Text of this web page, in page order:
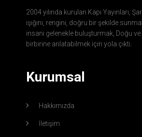
2004 yılında kurulan Kapı Yayınları,
ışığını, rengini, doğru bir şekilde
insanı gelenekle buluşturmak, Doğu ve
birbirine anlatabilmek için yola çıktı.
Kurumsal
Hakkımızda
İletişim